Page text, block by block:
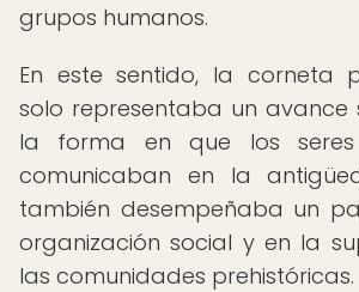
grupos humanos.
En este sentido, la corneta
solo representaba un avance
la forma en que los seres
comunicaban en la
también desempeñaba un
organización social y en la
las comunidades prehistóricas.